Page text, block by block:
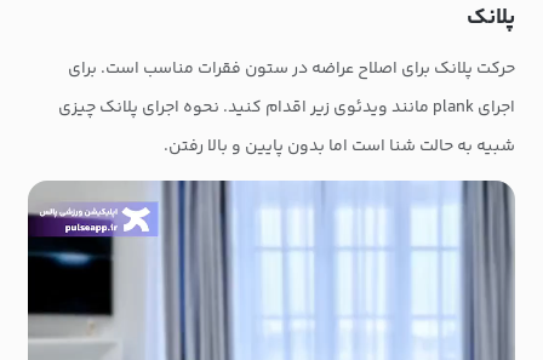
پلانک
حرکت پلانک برای اصلاح عراضه در ستون فقرات مناسب است. برای
اجرای plank مانند ویدئوی زیر اقدام کنید. نحوه اجرای پلانک چیزی
شبیه به حالت شنا است اما بدون پایین و بالا رفتن.